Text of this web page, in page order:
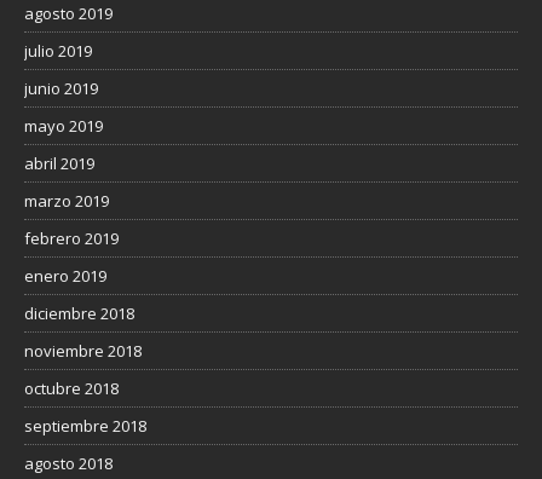
agosto 2019
julio 2019
junio 2019
mayo 2019
abril 2019
marzo 2019
febrero 2019
enero 2019
diciembre 2018
noviembre 2018
octubre 2018
septiembre 2018
agosto 2018